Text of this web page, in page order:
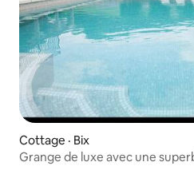
Cottage · Bix
Grange de luxe avec une